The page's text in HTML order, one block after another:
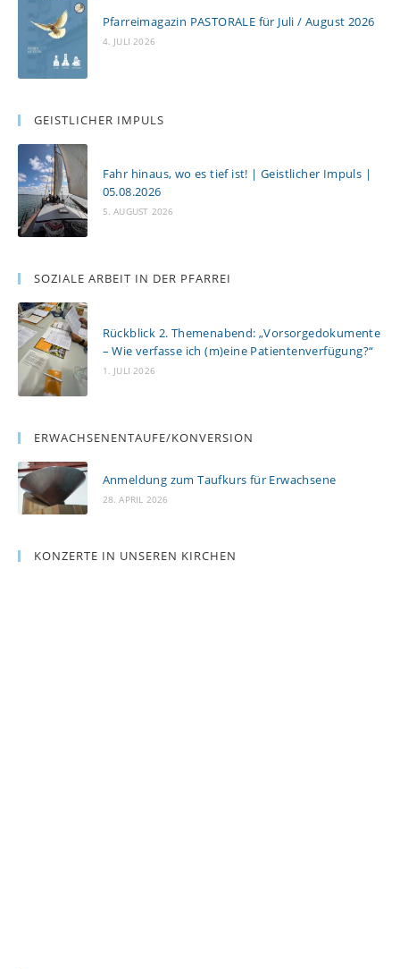
Pfarreimagazin PASTORALE für Juli / August 2026
4. JULI 2026
GEISTLICHER IMPULS
Fahr hinaus, wo es tief ist! | Geistlicher Impuls |
05.08.2026
5. AUGUST 2026
SOZIALE ARBEIT IN DER PFARREI
Rückblick 2. Themenabend: „Vorsorgedokumente
– Wie verfasse ich (m)eine Patientenverfügung?“
1. JULI 2026
ERWACHSENENTAUFE/KONVERSION
Anmeldung zum Taufkurs für Erwachsene
28. APRIL 2026
KONZERTE IN UNSEREN KIRCHEN